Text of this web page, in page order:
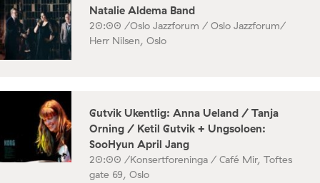
Natalie Aldema Band
20:00 /Oslo Jazzforum / Oslo Jazzforum/
Herr Nilsen, Oslo
Gutvik Ukentlig: Anna Ueland / Tanja
Orning / Ketil Gutvik + Ungsoloen:
SooHyun April Jang
20:00 /Konsertforeninga / Café Mir, Toftes
gate 69, Oslo